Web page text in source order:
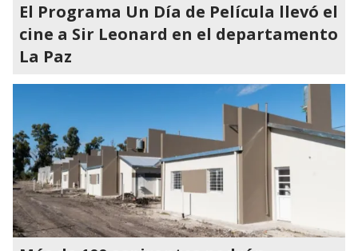
El Programa Un Día de Película llevó el
cine a Sir Leonard en el departamento
La Paz